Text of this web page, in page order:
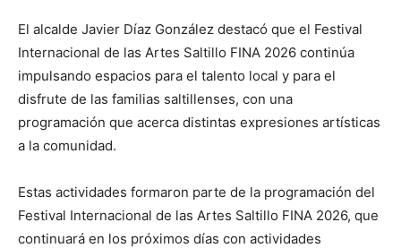
El alcalde Javier Díaz González destacó que el Festival
Internacional de las Artes Saltillo FINA 2026 continúa
impulsando espacios para el talento local y para el
disfrute de las familias saltillenses, con una
programación que acerca distintas expresiones artísticas
a la comunidad.
Estas actividades formaron parte de la programación del
Festival Internacional de las Artes Saltillo FINA 2026, que
continuará en los próximos días con actividades